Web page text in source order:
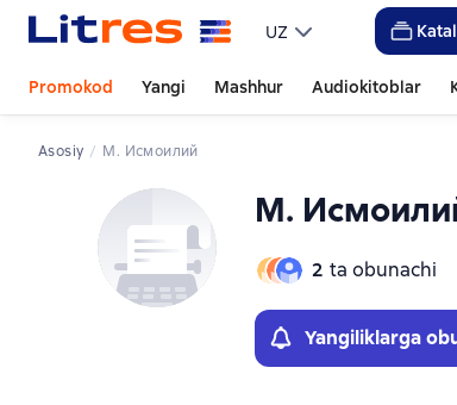
UZ
Promokod Yangi Mashhur Audiokitoblar
Asosiy М. Исмоилий
М.
2 ta obunachi
Yangiliklarga
Слайдер с книгами